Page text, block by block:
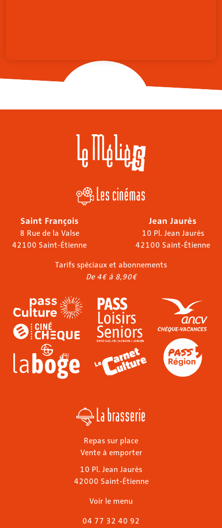
Les cinémas
Saint François
8 Rue de la Valse
42100 Saint-Étienne
Jean Jaurès
10 Pl. Jean Jaurès
42100 Saint-Étienne
Tarifs spéciaux et abonnements
De 4€ à 8,90€
La brasserie
Repas sur place
Vente à emporter
10 Pl. Jean Jaurès
42000 Saint-Étienne
Voir le menu
04 77 32 40 92